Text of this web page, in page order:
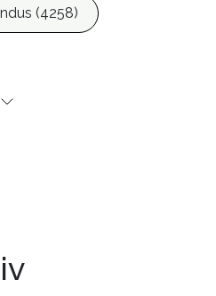
(4258)